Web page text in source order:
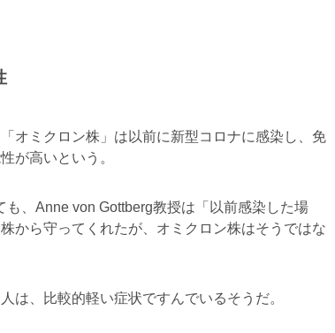
オミクロン株」は以前に新型コロナに感染し、免
が高いという。
、Anne von Gottberg教授は「以前感染した場
から守ってくれたが、オミクロン株はそうではな
は、比較的軽い症状ですんでいるそうだ。